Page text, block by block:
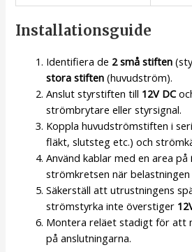
Installationsguide
Identifiera de 2 små stiften
stora stiften (huvudström).
Anslut styrstiften till 12V DC
strömbrytare eller styrsignal.
Koppla huvudströmstiften i
fläkt, slutsteg etc.) och
Använd kablar med en area på
strömkretsen när belastningen
Säkerställ att utrustningens
strömstyrka inte överstiger
Montera reläet stadigt för att
på anslutningarna.